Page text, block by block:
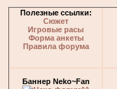
Полезные ссылки:
Сюжет
Игровые расы
Форма анкеты
Правила форума
Баннер Neko~Fan